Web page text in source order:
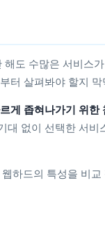
도 수많은 서비스
터 살펴봐야 할지
게 좁혀나가기 위한
없이 선택한 서비
하드의 특성을 비